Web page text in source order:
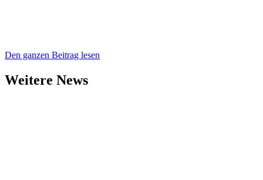
Den ganzen Beitrag lesen
Weitere News